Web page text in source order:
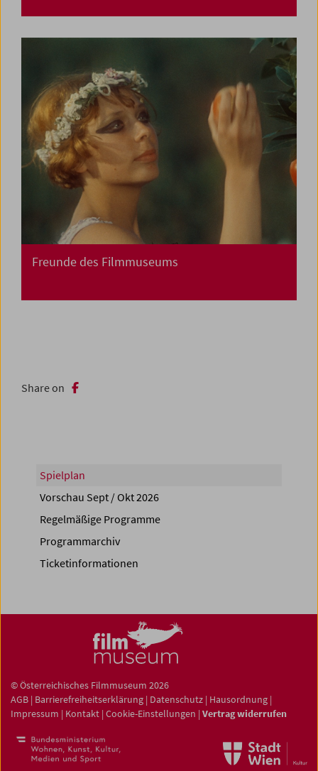
Freunde des Filmmuseums
Share on
Spielplan
Vorschau Sept / Okt 2026
Regelmäßige Programme
Programmarchiv
Ticketinformationen
© Österreichisches Filmmuseum 2026
AGB | Barrierefreiheitserklärung | Datenschutz | Hausordnung |
Impressum | Kontakt | Cookie-Einstellungen | Vertrag widerrufen